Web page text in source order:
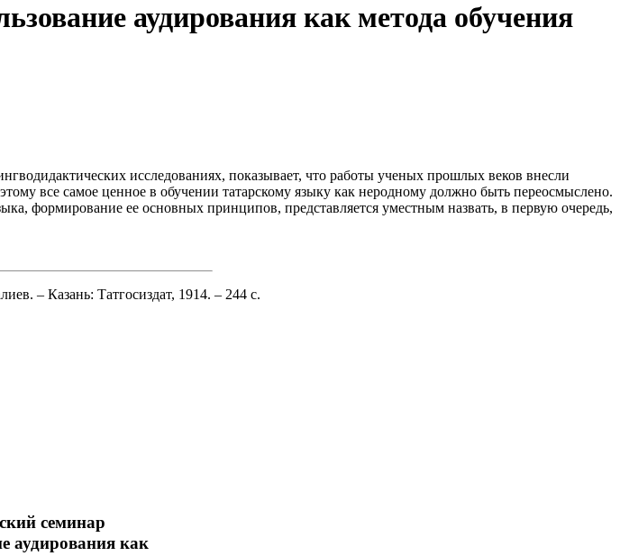
аудирования как метода обучения
исследованиях, показывает, что работы ученых прошлых веков внесли
все самое ценное в обучении татарскому языку как неродному должно быть переосмыслено.
формирование ее основных принципов, представляется уместным назвать, в первую очередь,
– Казань: Татгосиздат, 1914. – 244 с.
семинар
аудирования как